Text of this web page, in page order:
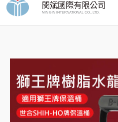
跳
閔斌國際有限公司
MIN BIN INTERNATIONAL CO., LTD.
格
範
王
牌
保